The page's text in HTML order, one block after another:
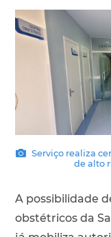
Serviço realiza
de alto
A possibilidade
obstétricos da